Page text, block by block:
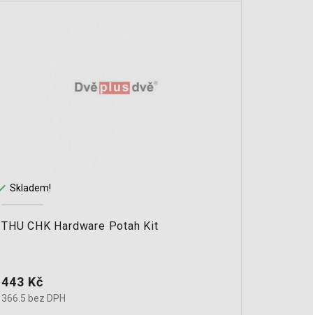
Skladem!
THU CHK Hardware Potah Kit
Cena
443 Kč
366.5 bez DPH